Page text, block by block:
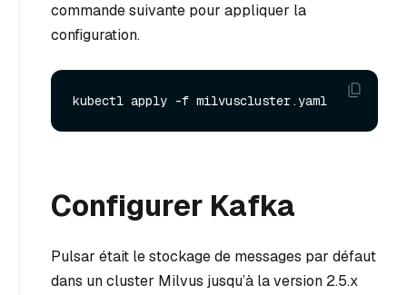
commande suivante pour appliquer la
configuration.
Configurer Kafka
Pulsar était le stockage de messages par défaut
dans un cluster Milvus jusqu’à la version 2.5.x